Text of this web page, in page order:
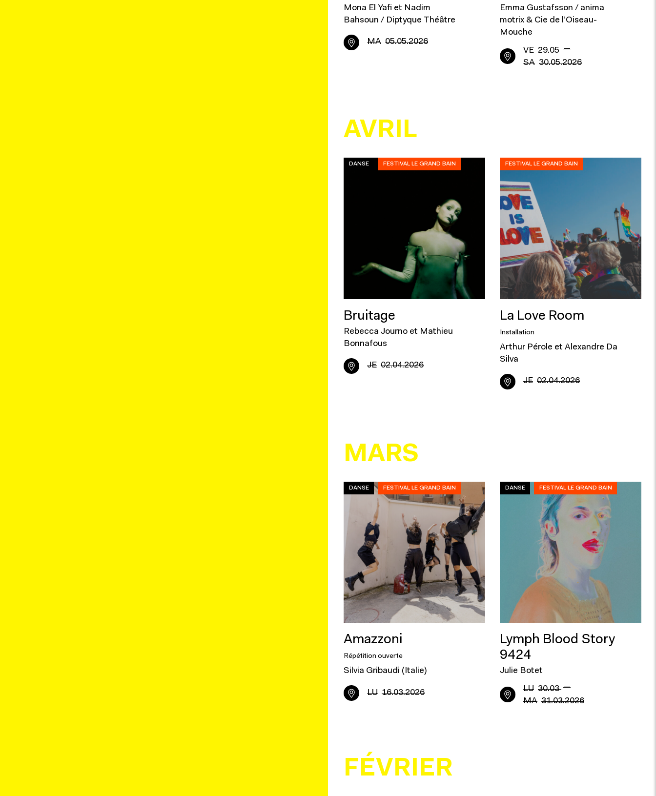
Mona El Yafi et Nadim
Bahsoun / Diptyque Théâtre
MA 05.05.2026
Emma Gustafsson / anima
motrix & Cie de l’Oiseau-
Mouche
VE 29.05 —
SA 30.05.2026
AVRIL
DANSE FESTIVAL LE GRAND BAIN
Bruitage
Rebecca Journo et Mathieu
Bonnafous
JE 02.04.2026
FESTIVAL LE GRAND BAIN
La Love Room
Installation
Arthur Pérole et Alexandre Da
Silva
JE 02.04.2026
MARS
DANSE FESTIVAL LE GRAND BAIN
Amazzoni
Répétition ouverte
Silvia Gribaudi (Italie)
LU 16.03.2026
DANSE FESTIVAL LE GRAND BAIN
Lymph Blood Story
9424
Julie Botet
LU 30.03 —
MA 31.03.2026
FÉVRIER